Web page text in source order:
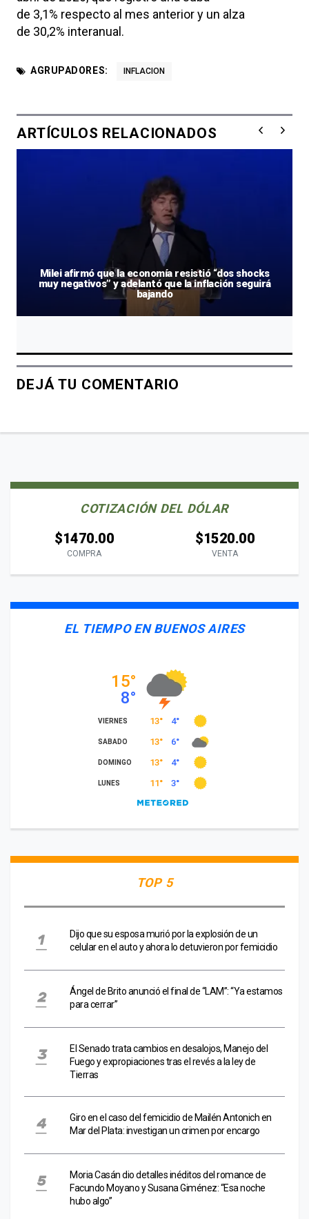
de 3,1% respecto al mes anterior y un alza
de 30,2% interanual.
AGRUPADORES: INFLACION
ARTÍCULOS RELACIONADOS
Milei afirmó que la economía resistió “dos shocks
muy negativos” y adelantó que la inflación seguirá
bajando
DEJÁ TU COMENTARIO
COTIZACIÓN DEL DÓLAR
$1470.00
COMPRA
$1520.00
VENTA
EL TIEMPO EN BUENOS AIRES
TOP 5
Dijo que su esposa murió por la explosión de un
celular en el auto y ahora lo detuvieron por femicidio
Ángel de Brito anunció el final de “LAM”: “Ya estamos
para cerrar”
El Senado trata cambios en desalojos, Manejo del
Fuego y expropiaciones tras el revés a la ley de
Tierras
Giro en el caso del femicidio de Mailén Antonich en
Mar del Plata: investigan un crimen por encargo
Moria Casán dio detalles inéditos del romance de
Facundo Moyano y Susana Giménez: “Esa noche
hubo algo”